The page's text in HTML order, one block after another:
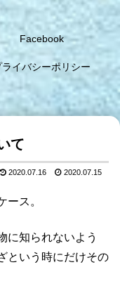
Facebook
ライバシーポリシー
て
2020.07.16 2020.07.15
ース。
に知られないよう
という時にだけその